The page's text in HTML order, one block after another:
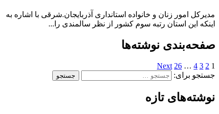
مدیرکل امور زنان و خانواده استانداری آذربایجان.شرقی با اشاره به
اینکه این استان رتبه سوم کشور از نظر سالمندی را...
صفحه‌بندی نوشته‌ها
1
2
3
4
…
26
Next
جستجو برای:
نوشته‌های تازه